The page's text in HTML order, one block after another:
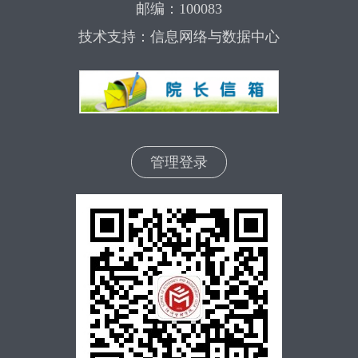
邮编：100083
技术支持：信息网络与数据中心
管理登录